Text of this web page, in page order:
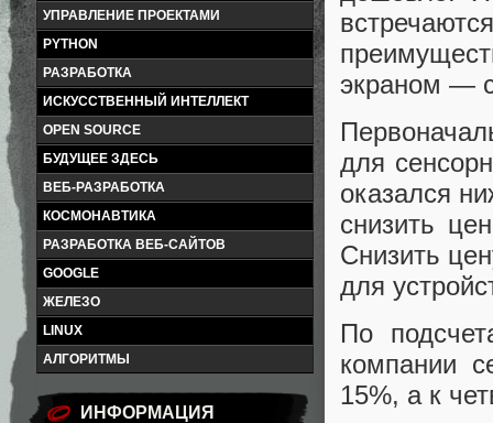
УПРАВЛЕНИЕ ПРОЕКТАМИ
PYTHON
РАЗРАБОТКА
ИСКУССТВЕННЫЙ ИНТЕЛЛЕКТ
OPEN SOURCE
БУДУЩЕЕ ЗДЕСЬ
ВЕБ-РАЗРАБОТКА
КОСМОНАВТИКА
РАЗРАБОТКА ВЕБ-САЙТОВ
GOOGLE
ЖЕЛЕЗО
LINUX
АЛГОРИТМЫ
ИНФОРМАЦИЯ
экраном —
для
оказался
снизить
Снизить
для
По
компании
15%, а к